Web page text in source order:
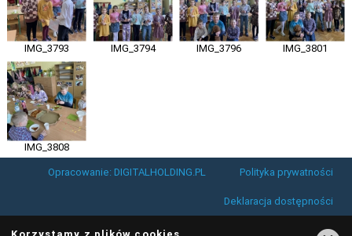
IMG_3793 IMG_3794 IMG_3796 IMG_3801
IMG_3808
Opracowanie: DIGITALHOLDING.PL
Polityka prywatności
Deklaracja dostępności